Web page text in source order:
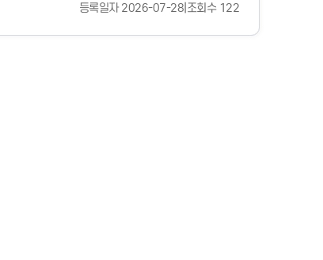
등록일자 2026-07-28 조회수 122